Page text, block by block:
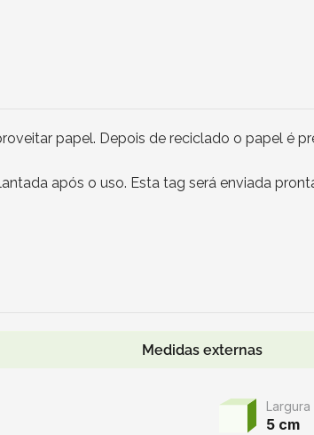
papel. Depois de reciclado o papel é
após o uso. Esta tag será enviada
Medidas externas
Largura
5 cm